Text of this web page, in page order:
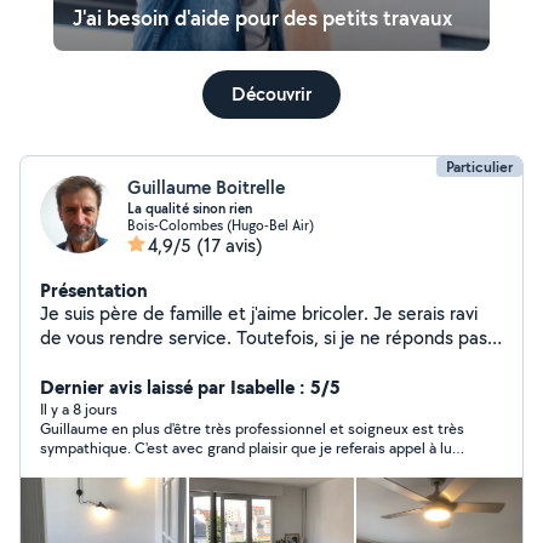
J'ai besoin d'aide pour des petits travaux
Découvrir
Particulier
Guillaume Boitrelle
La qualité sinon rien
Bois-Colombes (Hugo-Bel Air)
4,9/5 (17 avis)
Présentation
Je suis père de famille et j'aime bricoler. Je serais ravi
de vous rendre service. Toutefois, si je ne réponds pas à
4 réponses dans le mois et à 2km maximum autour de
Bois-Colombes. J'en suis désolé. Je monte des
meubles, étagères, ponce les parquets, fais de la
peinture, vous aide à évacuer vos déchets, taille votre
haie et votre pelouse, nettoie vitres, terrasses et
autres, peut convoyer personnes, colis, meubles petits
et moyens et peut aussi devenir votre partenaire multi
Dernier avis laissé par Isabelle : 5/5
Il y a 8 jours
Guillaume en plus d'être très professionnel et soigneux est très
sympathique. C'est avec grand plaisir que je referais appel à lui